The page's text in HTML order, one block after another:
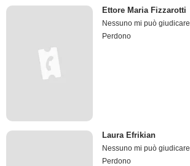
Ettore Maria Fizzarotti
Nessuno mi può giudicare
Perdono
Laura Efrikian
Nessuno mi può giudicare
Perdono